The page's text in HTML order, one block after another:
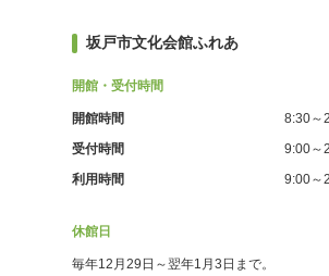
坂戸市文化会館ふれあ
開館・受付時間
開館時間
8:30～
受付時間
9:00～
利用時間
9:00～
休館日
毎年12月29日～翌年1月3日まで。